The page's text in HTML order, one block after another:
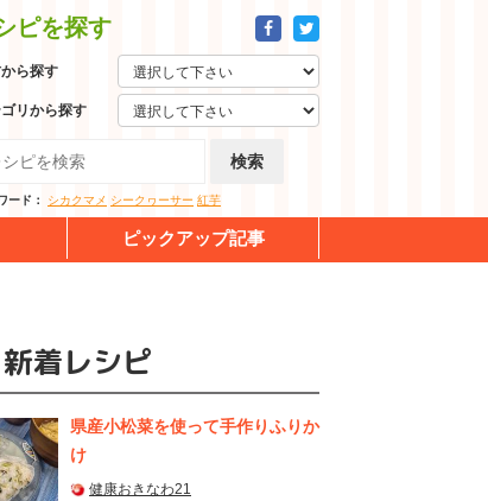
ピを探す
ら探す
リから探す
検索
ード： シカクマメ シークヮーサー 紅芋
ピックアップ記事
新着レシピ
県産⼩松菜を使って⼿作りふりか
け
健康おきなわ21